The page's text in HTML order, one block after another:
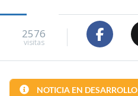
2576
visitas
NOTICIA EN DESARROLLO